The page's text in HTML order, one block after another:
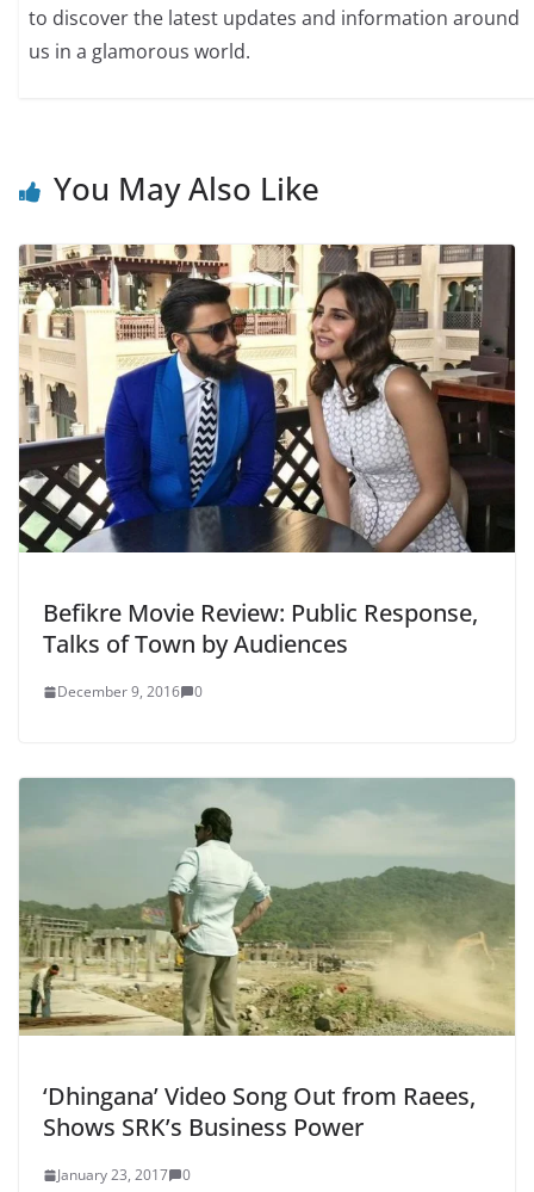
to discover the latest updates and information around
us in a glamorous world.
You May Also Like
Befikre Movie Review: Public Response,
Talks of Town by Audiences
December 9, 2016 0
‘Dhingana’ Video Song Out from Raees,
Shows SRK’s Business Power
January 23, 2017 0